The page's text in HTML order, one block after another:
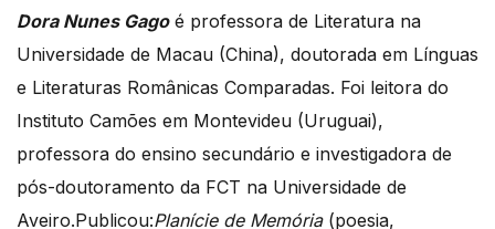
Dora Nunes Gagoé professora de Literatura na
Universidade de Macau (China), doutorada em Línguas
e Literaturas Românicas Comparadas. Foi leitora do
Instituto Camões em Montevideu (Uruguai),
professora do ensino secundário e investigadora de
pós-doutoramento da FCT na Universidade de
Aveiro.Publicou:Planície de Memória(poesia,